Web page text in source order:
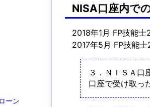
ーン
NISA口座内で
2018年1月 FP技能
2017年5月 FP技能
３．ＮＩＳＡ口
口座で受け取っ